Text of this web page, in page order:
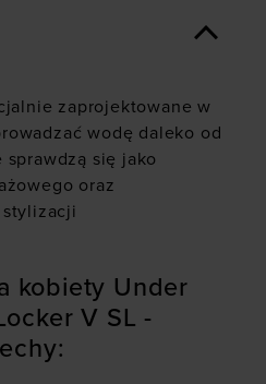
zaprojektowane w
wodę daleko od
sprawdzą się jako
oraz
kobiety Under
V SL -